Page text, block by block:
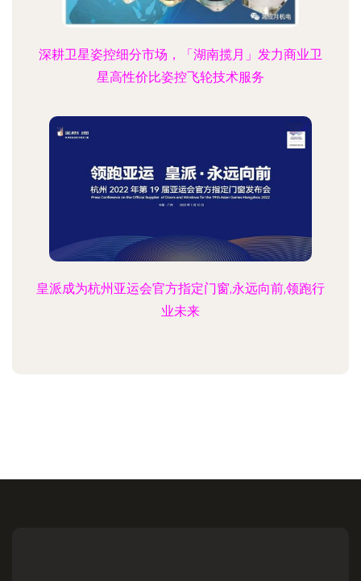
深耕卫星姿控细分市场，「湖南揽月」发力商业卫
星高性价比姿控飞轮技术服务
皇派成为杭州亚运会官方指定门窗,永远向前,领跑行
业未来